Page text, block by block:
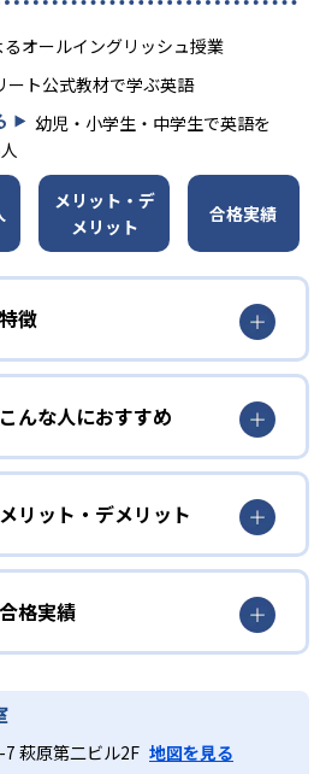
オールイングリッシュ授業
ート公式教材で学ぶ英語
幼児・小学生・中学生で英語を
メリット・デ
メリット
合格実績
徴
ルイングリッシュ指導
イングリッシュで実施。スピーチ
ストリート教材を使用
し、子どもが楽しみながら英語環
するホームレビュー
ムレビュー」では、レッスン映
んな人におすすめ
幼児
のまま理解したい人
、初めて英語に触れる幼児が安心
提供。セサミストリートのキャラ
して学べる。
小学生
に学びたい人
P1～P6までの段階的なレベル設
で対応する。P1・P2で中学3年
リット・デメリット
メリットがある?
サミストリート教材をベースにオ
導し、本格的なイマージョン学習
ビューにより自宅でも毎日ネイテ
めインプット量が増える。教室受
コースから選択できる点もメリッ
格実績
績を公式サイトで公開していな
萩原第二ビル2F 地図を見る